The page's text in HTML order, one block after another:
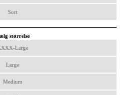
Sort
størrelse
Large
Large
Medium